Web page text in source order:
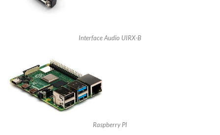
Interface Audio UIRX-B
Raspberry PI